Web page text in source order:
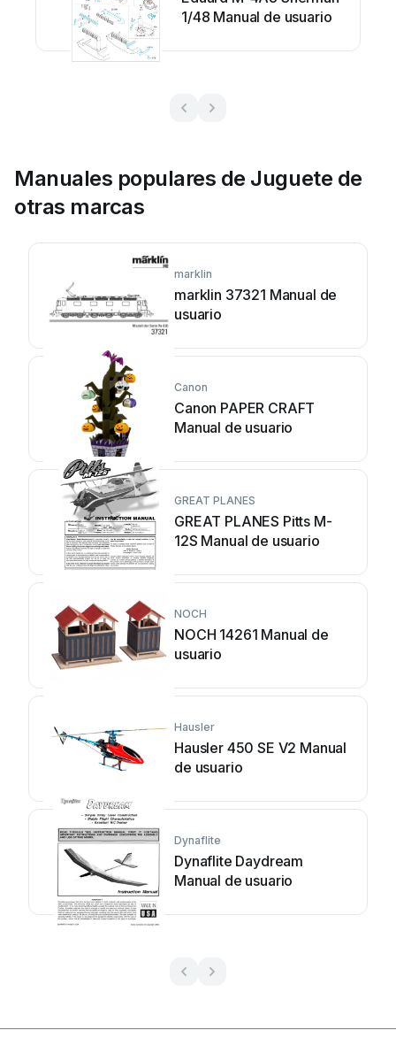
1/48 Manual de usuario
Manuales populares de Juguete de
otras marcas
marklin
marklin 37321 Manual de
usuario
Canon
Canon PAPER CRAFT
Manual de usuario
GREAT PLANES
GREAT PLANES Pitts M-
12S Manual de usuario
NOCH
NOCH 14261 Manual de
usuario
Hausler
Hausler 450 SE V2 Manual
de usuario
Dynaflite
Dynaflite Daydream
Manual de usuario